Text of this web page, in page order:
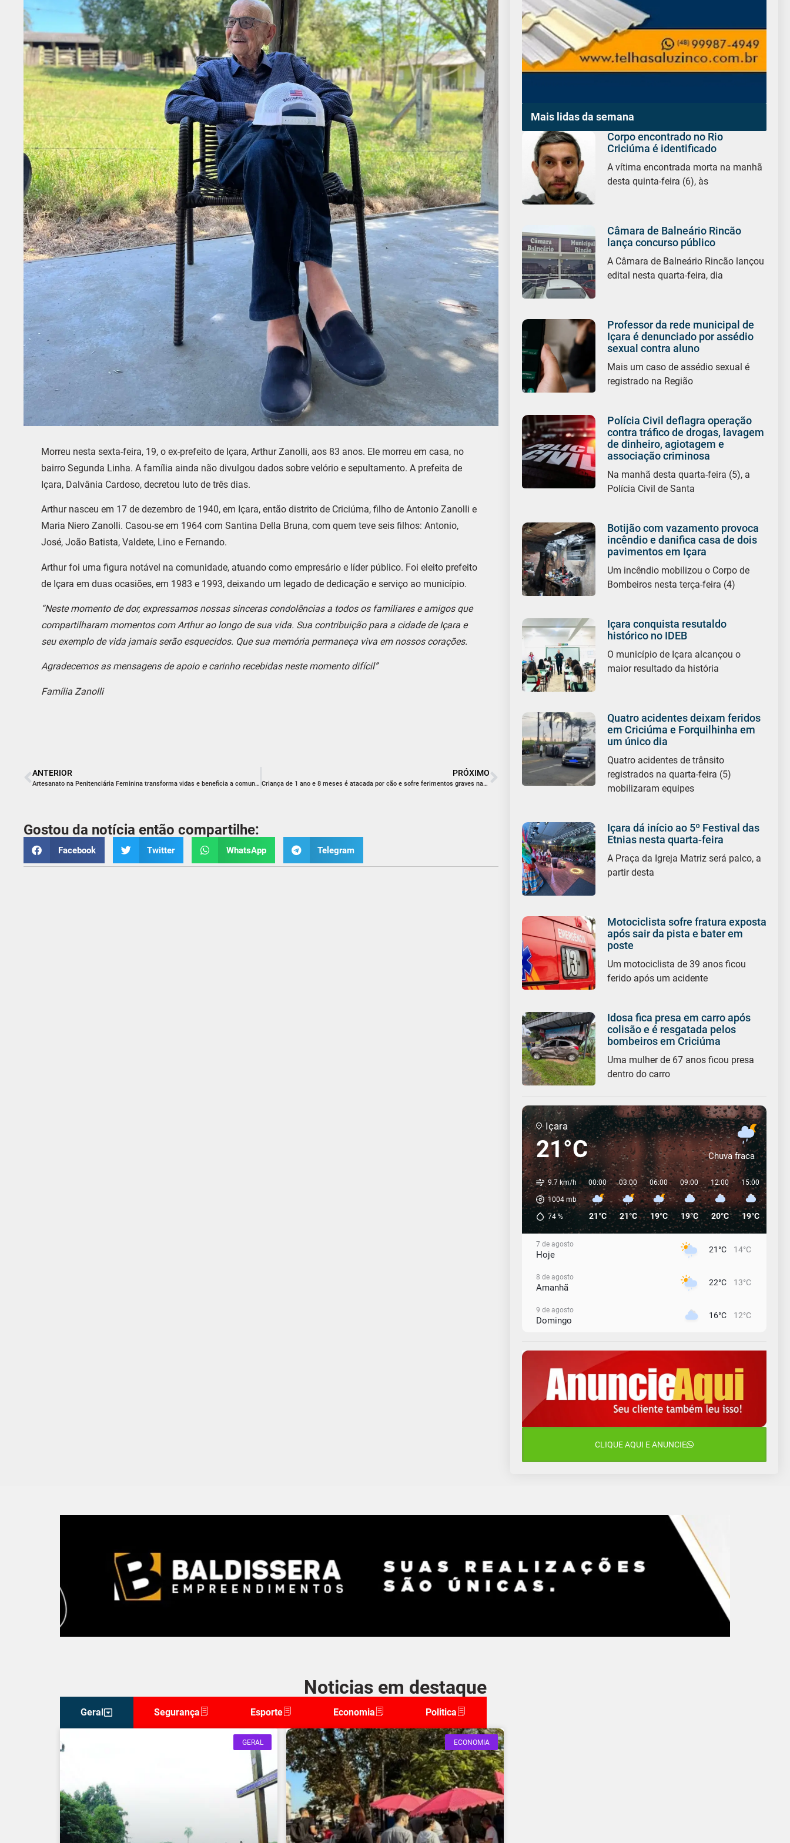
Morreu nesta sexta-feira, 19, o ex-prefeito de Içara, Arthur Zanolli, aos 83 anos. Ele morreu em casa, no
bairro Segunda Linha. A família ainda não divulgou dados sobre velório e sepultamento. A prefeita de
Içara, Dalvânia Cardoso, decretou luto de três dias.
Arthur nasceu em 17 de dezembro de 1940, em Içara, então distrito de Criciúma, filho de Antonio Zanolli e
Maria Niero Zanolli. Casou-se em 1964 com Santina Della Bruna, com quem teve seis filhos: Antonio,
José, João Batista, Valdete, Lino e Fernando.
Arthur foi uma figura notável na comunidade, atuando como empresário e líder público. Foi eleito prefeito
de Içara em duas ocasiões, em 1983 e 1993, deixando um legado de dedicação e serviço ao município.
“Neste momento de dor, expressamos nossas sinceras condolências a todos os familiares e amigos que
compartilharam momentos com Arthur ao longo de sua vida. Sua contribuição para a cidade de Içara e
seu exemplo de vida jamais serão esquecidos. Que sua memória permaneça viva em nossos corações.
Agradecemos as mensagens de apoio e carinho recebidas neste momento difícil”
Família Zanolli
ANTERIOR
Artesanato na Penitenciária Feminina transforma vidas e beneficia a comunidade
PRÓXIMO
Criança de 1 ano e 8 meses é atacada por cão e sofre ferimentos graves na face
Gostou da notícia então compartilhe:
Facebook Twitter WhatsApp Telegram
Mais lidas da semana
Corpo encontrado no Rio
Criciúma é identificado
A vítima encontrada morta na manhã
desta quinta-feira (6), às
Câmara de Balneário Rincão
lança concurso público
A Câmara de Balneário Rincão lançou
edital nesta quarta-feira, dia
Professor da rede municipal de
Içara é denunciado por assédio
sexual contra aluno
Mais um caso de assédio sexual é
registrado na Região
Polícia Civil deflagra operação
contra tráfico de drogas, lavagem
de dinheiro, agiotagem e
associação criminosa
Na manhã desta quarta-feira (5), a
Polícia Civil de Santa
Botijão com vazamento provoca
incêndio e danifica casa de dois
pavimentos em Içara
Um incêndio mobilizou o Corpo de
Bombeiros nesta terça-feira (4)
Içara conquista resutaldo
histórico no IDEB
O município de Içara alcançou o
maior resultado da história
Quatro acidentes deixam feridos
em Criciúma e Forquilhinha em
um único dia
Quatro acidentes de trânsito
registrados na quarta-feira (5)
mobilizaram equipes
Içara dá início ao 5º Festival das
Etnias nesta quarta-feira
A Praça da Igreja Matriz será palco, a
partir desta
Motociclista sofre fratura exposta
após sair da pista e bater em
poste
Um motociclista de 39 anos ficou
ferido após um acidente
Idosa fica presa em carro após
colisão e é resgatada pelos
bombeiros em Criciúma
Uma mulher de 67 anos ficou presa
dentro do carro
Içara
21°C Chuva fraca
9.7 km/h
1004mb
74%
00:00
21°C
03:00
21°C
06:00
19°C
09:00
19°C
12:00
20°C
15:00
19°C
7 de agosto
Hoje 21°C 14°C
8 de agosto
Amanhã 22°C 13°C
9 de agosto
Domingo 16°C 12°C
Segunda-Feira
11 de agosto
Terça-Feira
12 de agosto
15°C 11°C
CLIQUE AQUI E ANUNCIE
Noticias em destaque
Geral Segurança Esporte Economia Politica
GERAL ECONOMIA